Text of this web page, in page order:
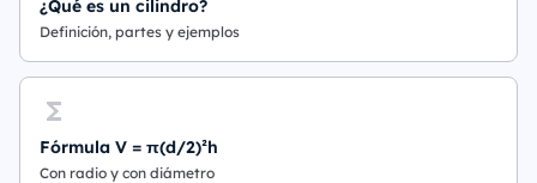
¿Qué es un cilindro?
Definición, partes y ejemplos
Fórmula V = π(d/2)²h
Con radio y con diámetro